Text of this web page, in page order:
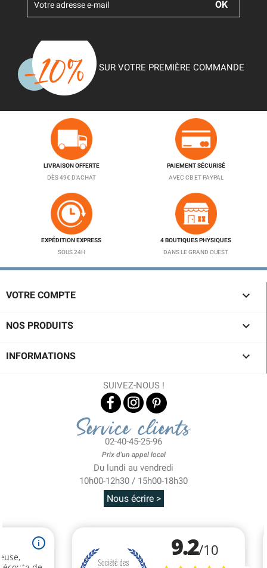
SUR VOTRE PREMIÈRE COMMANDE
LIVRAISON OFFERTE
DÈS 49€ D'ACHAT
PAIEMENT SÉCURISÉ
AVEC CB ET PAYPAL
EXPÉDITION EXPRESS
SOUS 24H
4 BOUTIQUES PHYSIQUES
DANS LE GRAND OUEST
VOTRE COMPTE 
NOS PRODUITS 
INFORMATIONS 
SUIVEZ-NOUS !
Service clients
02-40-45-25-96
Prix d'un appel local
Du lundi au vendredi
10h00-12h30 / 15h00-18h30
Nous écrire >